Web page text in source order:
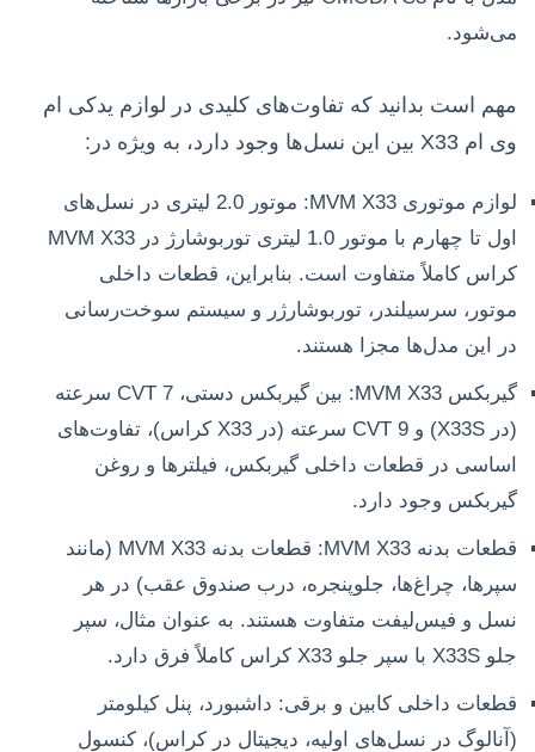
می‌شود.
مهم است بدانید که تفاوت‌های کلیدی در لوازم یدکی ام
وی ام X33 بین این نسل‌ها وجود دارد، به ویژه در:
لوازم موتوری MVM X33: موتور 2.0 لیتری در نسل‌های
اول تا چهارم با موتور 1.0 لیتری توربوشارژ در MVM X33
کراس کاملاً متفاوت است. بنابراین، قطعات داخلی
موتور، سرسیلندر، توربوشارژر و سیستم سوخت‌رسانی
در این مدل‌ها مجزا هستند.
گیربکس MVM X33: بین گیربکس دستی، CVT 7 سرعته
(در X33S) و CVT 9 سرعته (در X33 کراس)، تفاوت‌های
اساسی در قطعات داخلی گیربکس، فیلترها و روغن
گیربکس وجود دارد.
قطعات بدنه MVM X33: قطعات بدنه MVM X33 (مانند
سپرها، چراغ‌ها، جلوپنجره، درب صندوق عقب) در هر
نسل و فیس‌لیفت متفاوت هستند. به عنوان مثال، سپر
جلو X33S با سپر جلو X33 کراس کاملاً فرق دارد.
قطعات داخلی کابین و برقی: داشبورد، پنل کیلومتر
(آنالوگ در نسل‌های اولیه، دیجیتال در کراس)، کنسول